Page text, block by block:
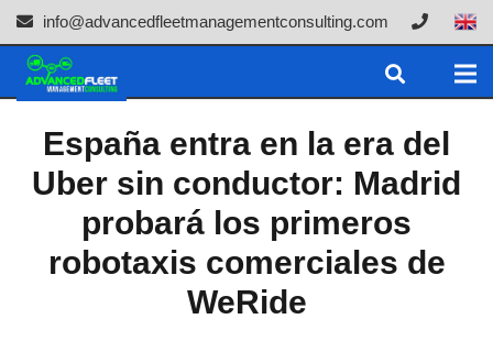
info@advancedfleetmanagementconsulting.com
España entra en la era del
Uber sin conductor: Madrid
probará los primeros
robotaxis comerciales de
WeRide